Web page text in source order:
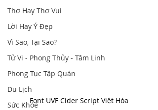
Thơ Hay Thơ Vui
Lời Hay Ý Đẹp
Vì Sao, Tại Sao?
Tử Vi - Phong Thủy - Tâm Linh
Phong Tục Tập Quán
Du Lịch
Sức KhỏeFont UVF Cider Script Việt Hóa